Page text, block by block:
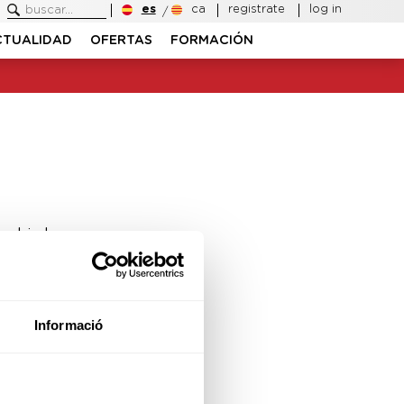
Informació
es ca registrate log in
OFERTAS FORMACIÓN